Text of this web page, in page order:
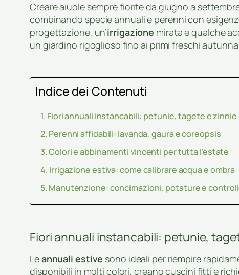
Creare aiuole sempre fiorite da giugno a
combinando specie annuali e perenni con
progettazione, un’irrigazione mirata e qualche
un giardino rigoglioso fino ai primi freschi
Indice dei Contenuti
Fiori annuali instancabili: petunie, tagete e zinnie
Perenni affidabili: lavanda, gaura e coreopsis
Colori e abbinamenti vincenti per tutta l’estate
Irrigazione estiva: come calibrare acqua e ombra
Manutenzione: concimazioni, potature e
Fiori annuali instancabili: petunie,
Leannuali estive sono ideali per riempire
disponibili in molti colori, creano cuscini fitti e